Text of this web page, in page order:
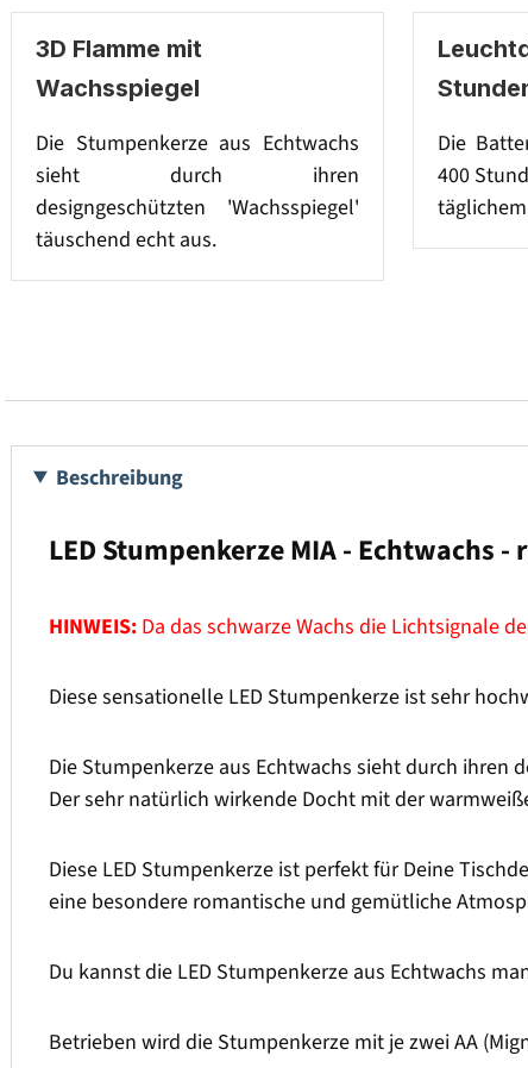
3D Flamme mit
Wachsspiegel
Die Stumpenkerze aus Echtwachs
sieht durch ihren
designgeschützten 'Wachsspiegel'
täuschend echt aus.
Die
400
Beschreibung
LED Stumpenkerze MIA - Echtwachs
HINWEIS: Da das schwarze Wachs die Lichtsignale
Diese sensationelle LED Stumpenkerze ist sehr
Die Stumpenkerze aus Echtwachs sieht durch ihren
Der sehr natürlich wirkende Docht mit der
Diese LED Stumpenkerze ist perfekt für Deine
eine besondere romantische und gemütliche
Du kannst die LED Stumpenkerze aus Echtwachs
Betrieben wird die Stumpenkerze mit je zwei AA